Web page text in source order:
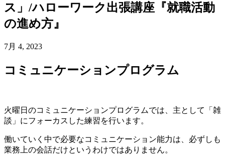
ス」/ハローワーク出張講座『就職活動
の進め方』
7月 4, 2023
コミュニケーションプログラム
火曜日のコミュニケーションプログラムでは、主として「雑
談」にフォーカスした練習を行います。
働いていく中で必要なコミュニケーション能力は、必ずしも
業務上の会話だけというわけではありません。